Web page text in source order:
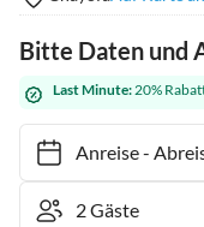
Bitte Daten und
Last Minute:20%
Anreise- Abreise